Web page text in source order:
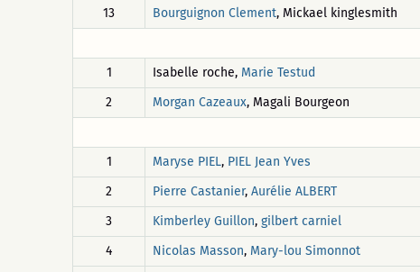
13
Bourguignon Clement, Mickael kinglesmith
1
Isabelle roche, Marie Testud
2
Morgan Cazeaux, Magali Bourgeon
1
Maryse PIEL, PIEL Jean Yves
2
Pierre Castanier, Aurélie ALBERT
3
Kimberley Guillon, gilbert carniel
4
Nicolas Masson, Mary-lou Simonnot